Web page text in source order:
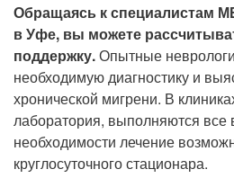
Обращаясь к специалистам
в Уфе, вы можете
поддержку.Опытные
необходимую диагностику и
хронической мигрени. В
лаборатория, выполняются все
необходимости лечение
круглосуточного стационара.